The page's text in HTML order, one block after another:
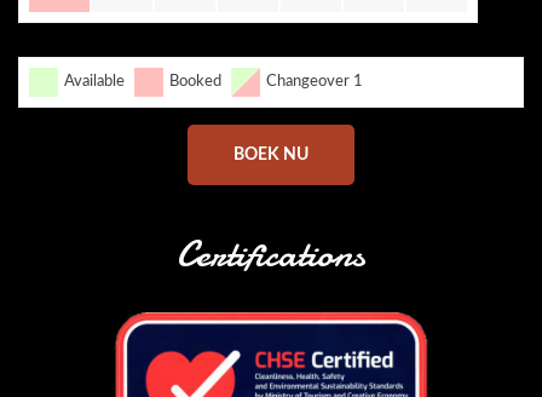
Available Booked Changeover 1
BOEK NU
Certifications